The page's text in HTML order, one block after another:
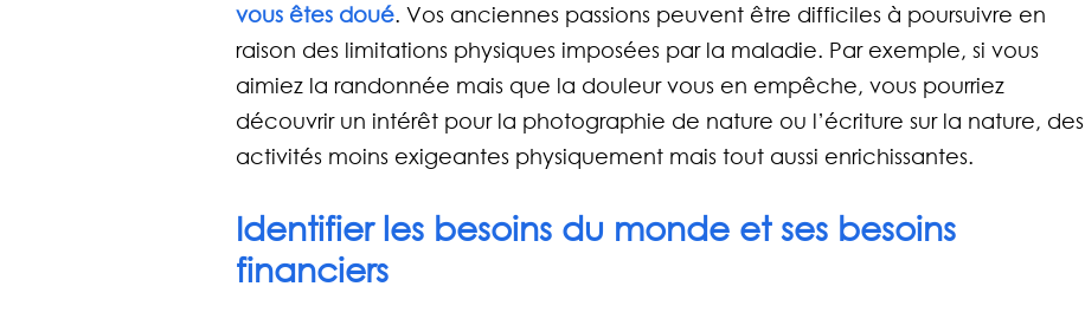
vous êtes doué. Vos anciennes passions peuvent être difficiles à poursuivre en
raison des limitations physiques imposées par la maladie. Par exemple, si vous
aimiez la randonnée mais que la douleur vous en empêche, vous pourriez
découvrir un intérêt pour la photographie de nature ou l’écriture sur la nature, des
activités moins exigeantes physiquement mais tout aussi enrichissantes.
Identifier les besoins du monde et ses besoins
financiers